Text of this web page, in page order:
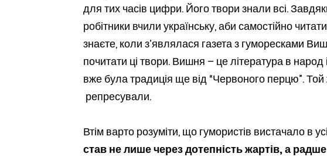
для тих часів цифри. Його твори знали всі.
робітники вчили українську, аби самостійно
знаєте, коли з’являлася газета з гуморесками
почитати ці твори. Вишня – це література в
вже була традиція ще від “Червоного перцю”.
репресували.
Втім варто розуміти, що гумористів вистачало в
став не лише через дотепність жартів, а